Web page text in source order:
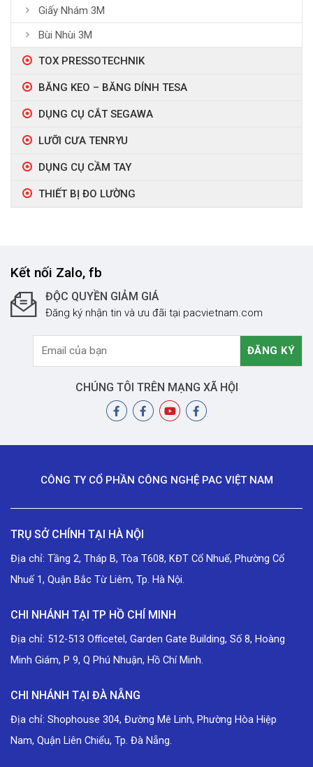
Giấy Nhám 3M
Bùi Nhùi 3M
TOX PRESSOTECHNIK
BĂNG KEO – BĂNG DÍNH TESA
DỤNG CỤ CẮT SEGAWA
LƯỠI CƯA TENRYU
DỤNG CỤ CẦM TAY
THIẾT BỊ ĐO LƯỜNG
Kết nối Zalo, fb
ĐỘC QUYỀN GIẢM GIÁ
Đăng ký nhận tin và ưu đãi tại pacvietnam.com
CHÚNG TÔI TRÊN MẠNG XÃ HỘI
CÔNG TY CỔ PHẦN CÔNG NGHỆ PAC VIỆT NAM
TRỤ SỞ CHÍNH TẠI HÀ NỘI
Địa chỉ: Tầng 2, Tháp B, Tòa T608, KĐT Cổ Nhuế, Phường Cổ
Nhuế 1, Quận Bắc Từ Liêm, Tp. Hà Nội.
CHI NHÁNH TẠI TP HỒ CHÍ MINH
Địa chỉ: 512-513 Officetel, Garden Gate Building, Số 8, Hoàng
Minh Giám, P 9, Q Phú Nhuận, Hồ Chí Minh.
CHI NHÁNH TẠI ĐÀ NẴNG
Địa chỉ: Shophouse 304, Đường Mê Linh, Phường Hòa Hiệp
Nam, Quận Liên Chiểu, Tp. Đà Nẵng.